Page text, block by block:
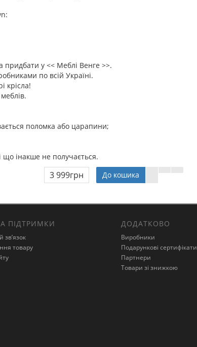
придбати у << Меблі Венге >>.
по всій Україні.
крісла!
поломка або царапини;
що інакше не получається.
3 999грн До кошика
ПІДТРИМКИ
зв’язок
товару
ДОДАТКОВО
Виробники
Подарункові сертифікати
Партнери
Товари зі знижкою